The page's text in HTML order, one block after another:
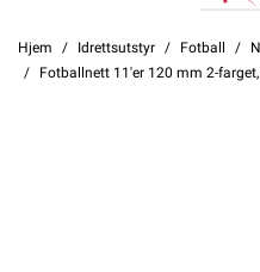
Hjem Idrettsutstyr Fotball
Fotballnett 11'er 120 mm 2-